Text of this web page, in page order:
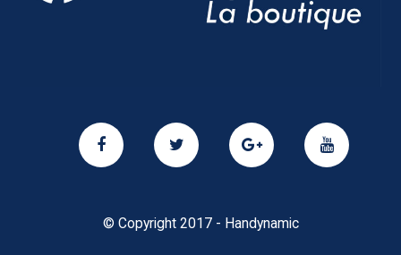
© Copyright 2017 - Handynamic